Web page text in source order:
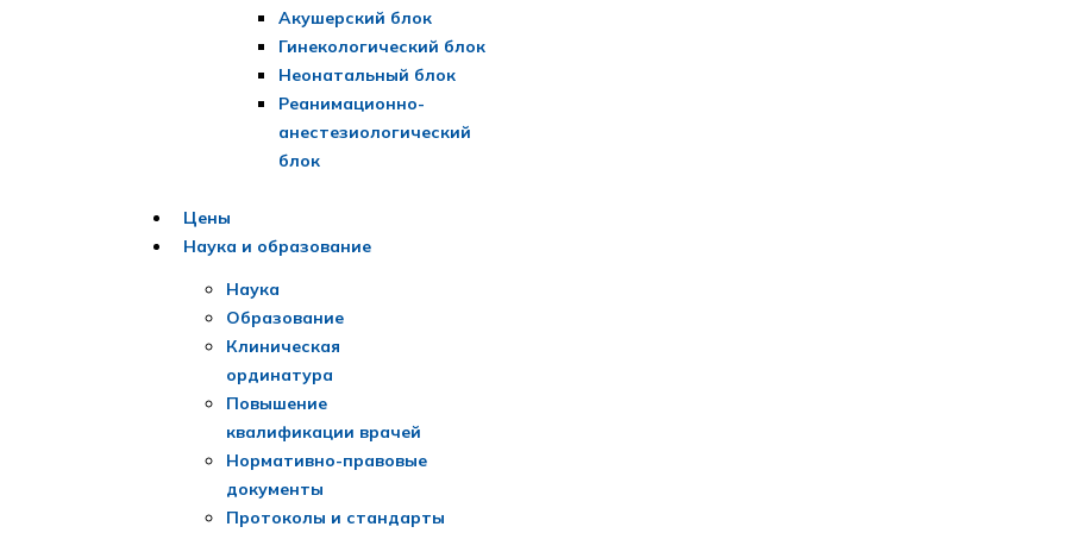
Акушерский блок
Гинекологический блок
Неонатальный блок
Реанимационно-
анестезиологический
блок
Цены
Наука и образование
Наука
Образование
Клиническая
ординатура
Повышение
квалификации врачей
Нормативно-правовые
документы
Протоколы и стандарты